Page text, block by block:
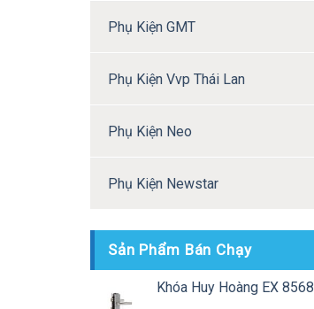
Phụ Kiện GMT
Phụ Kiện Vvp Thái Lan
Phụ Kiện Neo
Phụ Kiện Newstar
Sản Phẩm Bán Chạy
Khóa Huy Hoàng EX 8568